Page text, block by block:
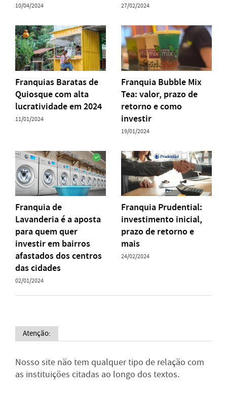
10/04/2024 27/02/2024
Franquias Baratas de
Quiosque com alta
lucratividade em 2024
11/01/2024
Franquia Bubble Mix
Tea: valor, prazo de
retorno e como
investir
19/01/2024
Franquia de
Lavanderia é a aposta
para quem quer
investir em bairros
afastados dos centros
das cidades
02/01/2024
Franquia Prudential:
investimento inicial,
prazo de retorno e
mais
24/02/2024
Atenção:
Nosso site não tem qualquer tipo de relação com
as instituições citadas ao longo dos textos.